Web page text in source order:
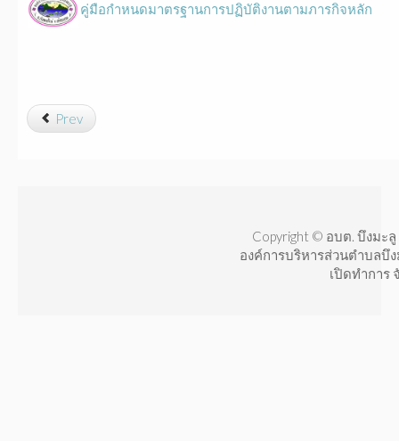
คู่มือกำหนดมาตรฐานการปฏิบัติงานตามภารกิจหลัก
Prev
Copyright © อบต. บึงมะ
องค์การบริหารส่วนตำบลบึ